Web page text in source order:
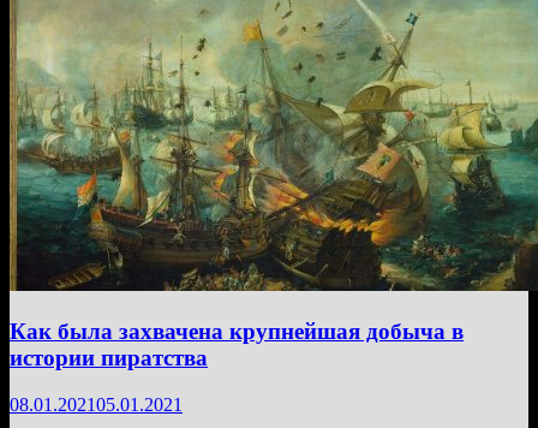
Как была захвачена крупнейшая добыча в
истории пиратства
08.01.202105.01.2021